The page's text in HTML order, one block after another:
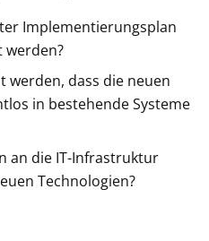
Implementierungsplan
werden, dass die neuen
in bestehende Systeme
an die IT-Infrastruktur
Technologien?